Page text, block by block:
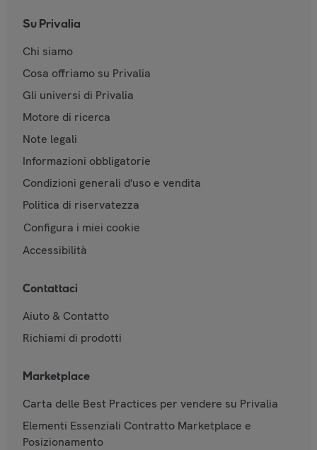
Su Privalia
Chi siamo
Cosa offriamo su Privalia
Gli universi di Privalia
Motore di ricerca
Note legali
Informazioni obbligatorie
Condizioni generali d'uso e vendita
Politica di riservatezza
Configura i miei cookie
Accessibilità
Contattaci
Aiuto & Contatto
Richiami di prodotti
Marketplace
Carta delle Best Practices per vendere su Privalia
Elementi Essenziali Contratto Marketplace e
Posizionamento